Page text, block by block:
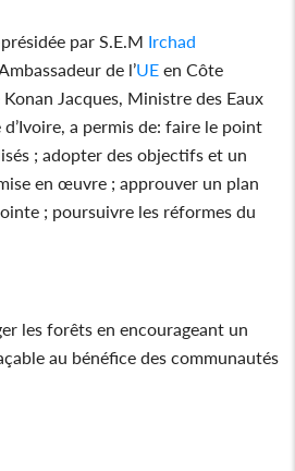
par S.E.M Irchad
de l’UE en Côte
Jacques, Ministre des Eaux
a permis de: faire le point
; adopter des objectifs et un
en œuvre ; approuver un plan
; poursuivre les réformes du
les forêts en encourageant un
au bénéfice des communautés